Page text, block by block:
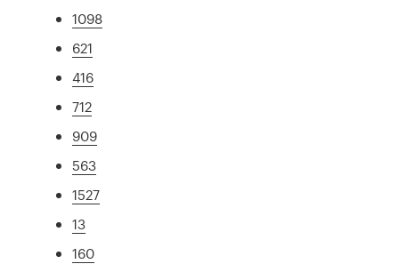
1098
621
416
712
909
563
1527
13
160